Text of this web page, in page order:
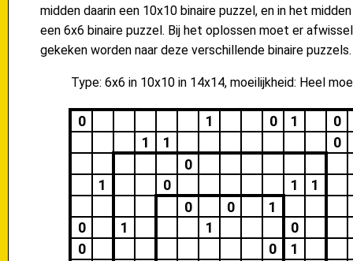
midden daarin een 10x10 binaire puzzel, en in het
een 6x6 binaire puzzel. Bij het oplossen moet er
gekeken worden naar deze verschillende binaire puzzels.
Type: 6x6 in 10x10 in 14x14, moeilijkheid: Heel
0 1 0 1
0
1
1
0
0
1
0 1
1
0
0
1
0
1 1
0
0
0
1